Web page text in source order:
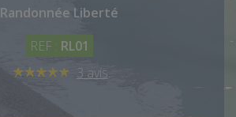
Randonnée Liberté
REF : RL01
3 avis.